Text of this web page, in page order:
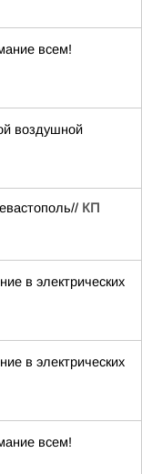
всем!
воздушной
КП
в электрических
в электрических
всем!